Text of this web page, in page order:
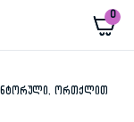
0
ორთქლით